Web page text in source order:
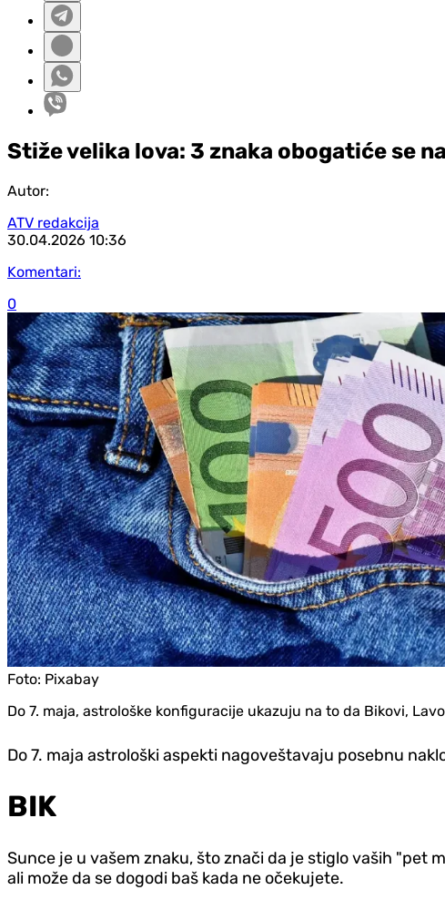
Stiže velika lova: 3 znaka obogatiće se
Autor:
ATV redakcija
30.04.2026 10:36
Komentari:
0
Foto: Pixabay
Do 7. maja, astrološke konfiguracije ukazuju na to da Bikovi,
Do 7. maja astrološki aspekti nagoveštavaju posebnu
BIK
Sunce je u vašem znaku, što znači da je stiglo vaših "pet
ali može da se dogodi baš kada ne očekujete.